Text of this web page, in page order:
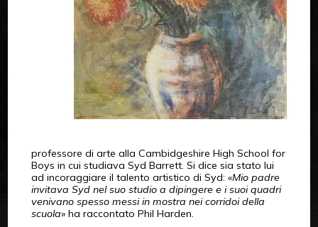
professore di arte alla Cambidgeshire High School for
Boys in cui studiava Syd Barrett. Si dice sia stato lui
ad incoraggiare il talento artistico di Syd: «Mio padre
invitava Syd nel suo studio a dipingere e i suoi quadri
venivano spesso messi in mostra nei corridoi della
scuola» ha raccontato Phil Harden.